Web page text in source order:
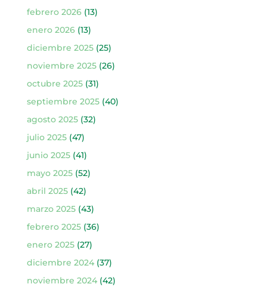
febrero 2026(13)
enero 2026(13)
diciembre 2025(25)
noviembre 2025(26)
octubre 2025(31)
septiembre 2025(40)
agosto 2025(32)
julio 2025(47)
junio 2025(41)
mayo 2025(52)
abril 2025(42)
marzo 2025(43)
febrero 2025(36)
enero 2025(27)
diciembre 2024(37)
noviembre 2024(42)